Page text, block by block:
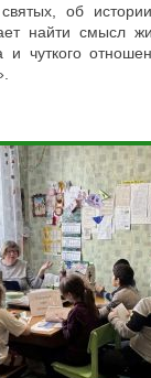
об
найти смысл
чуткого